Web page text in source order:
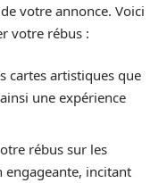
votre annonce. Voici
votre rébus :
cartes artistiques que
une expérience
rébus sur les
engageante, incitant